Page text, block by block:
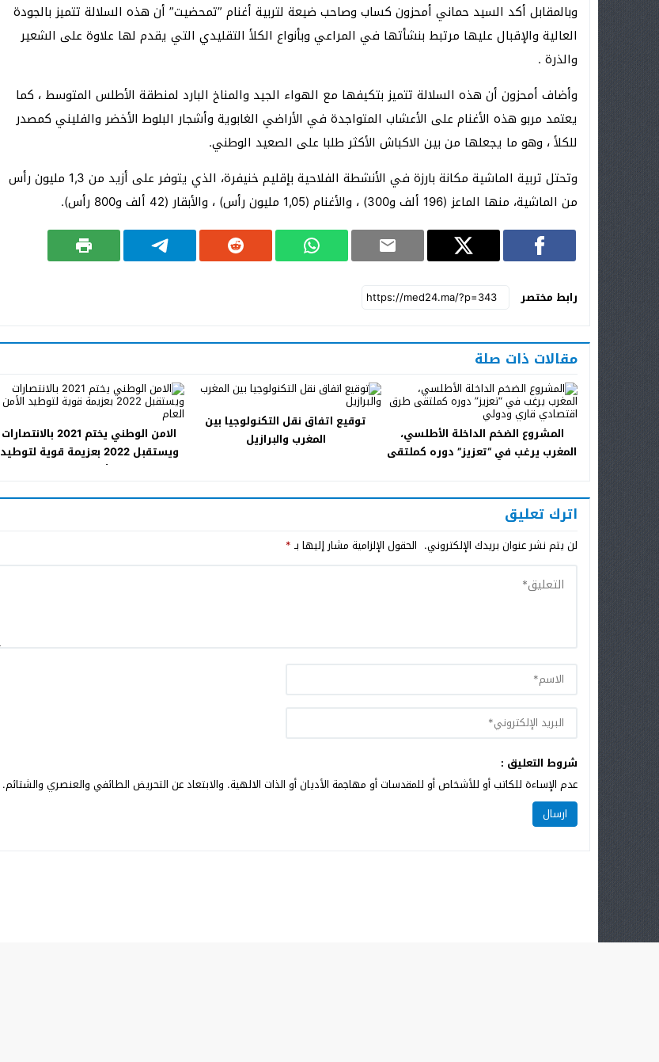
وبالمقابل أكد السيد حماني أمحزون كساب وصاحب ضيعة لتربية أغنام ”تمحضيت” أن هذه السلالة تتميز بالجودة
العالية والإقبال عليها مرتبط بنشأتها في المراعي وبأنواع الكلأ التقليدي التي يقدم لها علاوة على الشعير
والذرة .
وأضاف أمحزون أن هذه السلالة تتميز بتكيفها مع الهواء الجيد والمناخ البارد لمنطقة الأطلس المتوسط ، كما
يعتمد مربو هذه الأغنام على الأعشاب المتواجدة في الأراضي الغابوية وأشجار البلوط الأخضر والفليني كمصدر
للكلأ ، وهو ما يجعلها من بين الاكباش الأكثر طلبا على الصعيد الوطني.
وتحتل تربية الماشية مكانة بارزة في الأنشطة الفلاحية بإقليم خنيفرة، الذي يتوفر على أزيد من 1,3 مليون رأس
من الماشية، منها الماعز (196 ألف و300) ، والأغنام (1,05 مليون رأس) ، والأبقار (42 ألف و800 رأس).
رابط مختصر
مقالات ذات صلة
المشروع الضخم الداخلة الأطلسي،
المغرب يرغب في “تعزيز” دوره كملتقى
توقيع اتفاق نقل التكنولوجيا بين
المغرب والبرازيل
الامن الوطني يختم 2021 بالانتصارات
ويستقبل 2022 بعزيمة قوية لتوطيد
الأمن العام
اترك تعليق
لن يتم نشر عنوان بريدك الإلكتروني. الحقول الإلزامية مشار إليها بـ*
شروط التعليق :
عدم الإساءة للكاتب أو للأشخاص أو للمقدسات أو مهاجمة الأديان أو الذات الالهية. والابتعاد عن التحريض الطائفي والعنصري والشتائم.